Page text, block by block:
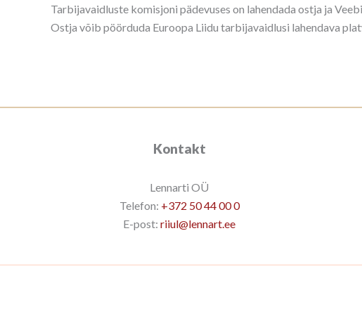
Tarbijavaidluste komisjoni pädevuses on lahendada ostja ja
Ostja võib pöörduda Euroopa Liidu tarbijavaidlusi lahendava
Kontakt
Lennarti OÜ
Telefon: +372 50 44 00 0
E-post:riiul@lennart.ee